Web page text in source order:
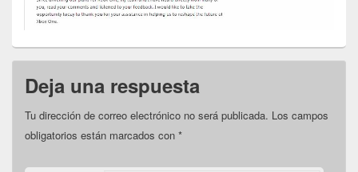
Deja una respuesta
Tu dirección de correo electrónico no será publicada. Los campos
obligatorios están marcados con *